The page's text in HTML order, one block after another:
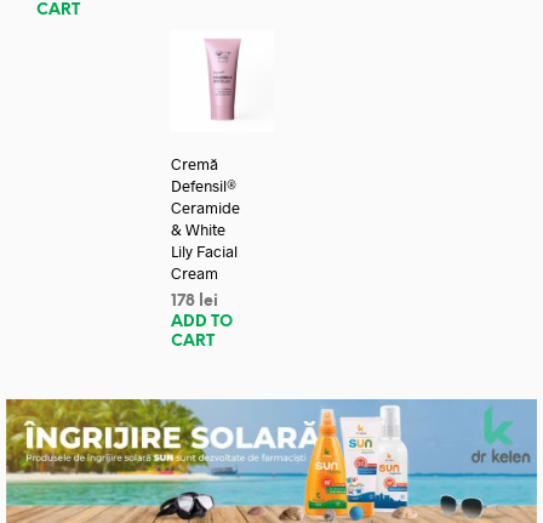
CART
Cremă
Defensil®
Ceramide
& White
Lily Facial
Cream
178 lei
ADD TO
CART